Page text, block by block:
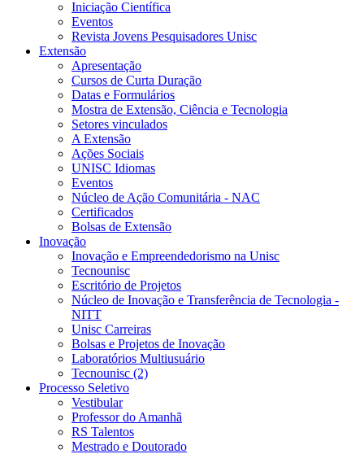
Iniciação Científica
Eventos
Revista Jovens Pesquisadores Unisc
Extensão
Apresentação
Cursos de Curta Duração
Datas e Formulários
Mostra de Extensão, Ciência e Tecnologia
Setores vinculados
A Extensão
Ações Sociais
UNISC Idiomas
Eventos
Núcleo de Ação Comunitária - NAC
Certificados
Bolsas de Extensão
Inovação
Inovação e Empreendedorismo na Unisc
Tecnounisc
Escritório de Projetos
Núcleo de Inovação e Transferência de Tecnologia -
NITT
Unisc Carreiras
Bolsas e Projetos de Inovação
Laboratórios Multiusuário
Tecnounisc (2)
Processo Seletivo
Vestibular
Professor do Amanhã
RS Talentos
Mestrado e Doutorado